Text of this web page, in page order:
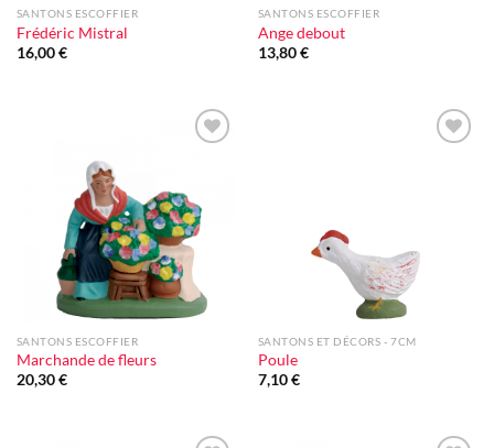
SANTONS ESCOFFIER
Frédéric Mistral
16,00€
SANTONS ESCOFFIER
Ange debout
13,80€
SANTONS ESCOFFIER
Marchande de fleurs
20,30€
SANTONS ET DÉCORS - 7CM
Poule
7,10€